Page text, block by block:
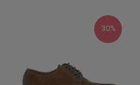
30%